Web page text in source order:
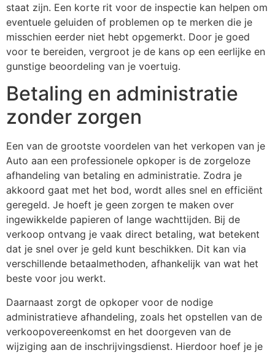
staat zijn. Een korte rit voor de inspectie kan helpen om
eventuele geluiden of problemen op te merken die je
misschien eerder niet hebt opgemerkt. Door je goed
voor te bereiden, vergroot je de kans op een eerlijke en
gunstige beoordeling van je voertuig.
Betaling en administratie
zonder zorgen
Een van de grootste voordelen van het verkopen van je
Auto aan een professionele opkoper is de zorgeloze
afhandeling van betaling en administratie. Zodra je
akkoord gaat met het bod, wordt alles snel en efficiënt
geregeld. Je hoeft je geen zorgen te maken over
ingewikkelde papieren of lange wachttijden. Bij de
verkoop ontvang je vaak direct betaling, wat betekent
dat je snel over je geld kunt beschikken. Dit kan via
verschillende betaalmethoden, afhankelijk van wat het
beste voor jou werkt.
Daarnaast zorgt de opkoper voor de nodige
administratieve afhandeling, zoals het opstellen van de
verkoopovereenkomst en het doorgeven van de
wijziging aan de inschrijvingsdienst. Hierdoor hoef je je